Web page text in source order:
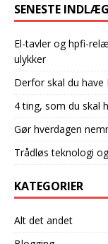
SENESTE INDLÆG
El-tavler og hpfi-
ulykker
Derfor skal du
4 ting, som du skal
Gør hverdagen
Trådløs teknologi
KATEGORIER
Alt det andet